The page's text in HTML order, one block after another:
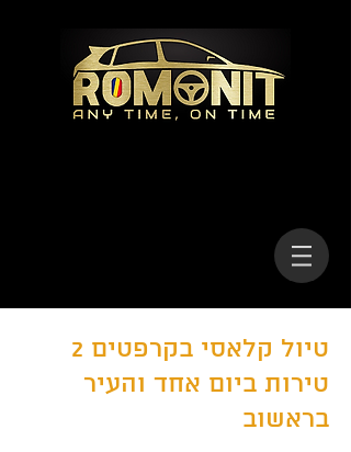
טיול קלאסי בקרפטים 2
טירות ביום אחד והעיר
בראשוב